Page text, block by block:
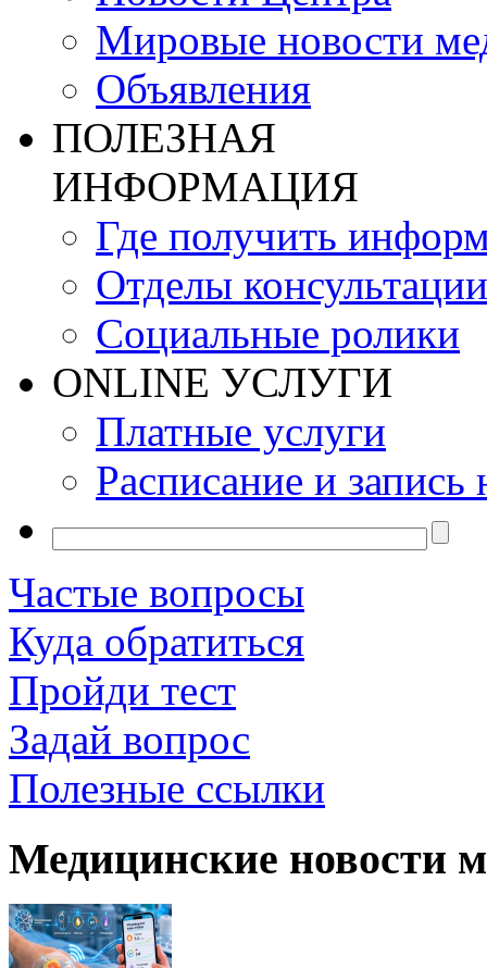
Мировые новости
Объявления
ПОЛЕЗНАЯ
ИНФОРМАЦИЯ
Где получить
Отделы консультации
Социальные ролики
ONLINE УСЛУГИ
Платные услуги
Расписание и запись
Частые вопросы
Куда обратиться
Пройди тест
Задай вопрос
Полезные ссылки
Медицинские новости